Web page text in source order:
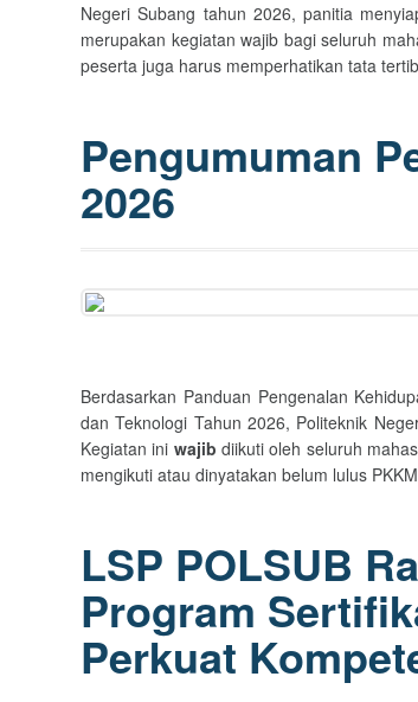
Negeri Subang tahun 2026, panitia
merupakan kegiatan wajib bagi seluruh
peserta juga harus memperhatikan tata
Pengumuman
2026
Berdasarkan Panduan Pengenalan
dan Teknologi Tahun 2026, Politeknik
Kegiatan ini wajib diikuti oleh seluruh
mengikuti atau dinyatakan belum lulus
LSP POLSUB
Program
Perkuat